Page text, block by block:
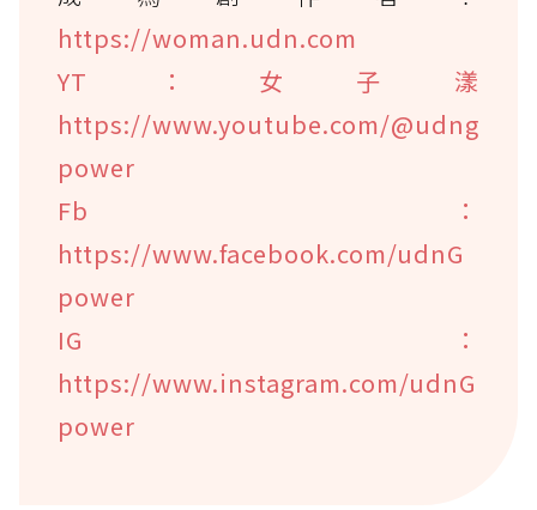
https://woman.udn.com
YT：女子漾
https://www.youtube.com/@udng
power
Fb：
https://www.facebook.com/udnG
power
IG：
https://www.instagram.com/udnG
power